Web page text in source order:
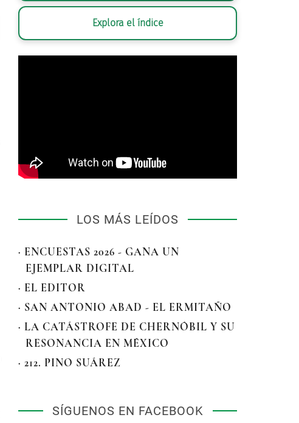
Explora el índice
LOS MÁS LEÍDOS
· ENCUESTAS 2026 - GANA UN
EJEMPLAR DIGITAL
· EL EDITOR
· SAN ANTONIO ABAD - EL ERMITAÑO
· LA CATÁSTROFE DE CHERNÓBIL Y SU
RESONANCIA EN MÉXICO
· 212. PINO SUÁREZ
SÍGUENOS EN FACEBOOK